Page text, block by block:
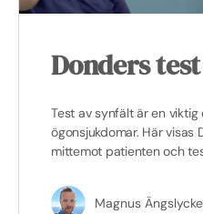
Donders
Test av synfält är en
ögonsjukdomar. Här
mittemot patienten och
Magnus Ängslycke